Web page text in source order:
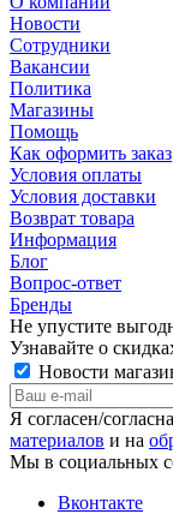
Новости
Сотрудники
Вакансии
Политика
Магазины
Помощь
Как оформить заказ
Условия оплаты
Условия доставки
Возврат товара
Информация
Блог
Вопрос-ответ
Бренды
Не упустите
Узнавайте о
Новости
Я согласен/
материалов и на
Мы в социальных
Вконтакте